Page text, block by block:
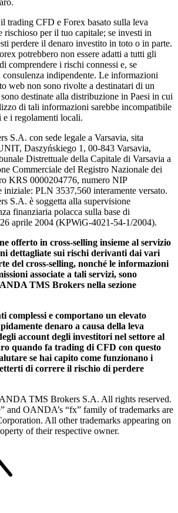
trading CFD e Forex basato sulla leva
rischioso per il tuo capitale; se investi in
perdere il denaro investito in toto o in parte.
potrebbero non essere adatti a tutti gli
comprendere i rischi connessi e, se
consulenza indipendente. Le informazioni
web non sono rivolte a destinatari di un
destinate alla distribuzione in Paesi in cui
di tali informazioni sarebbe incompatibile
i regolamenti locali.
S.A. con sede legale a Varsavia, sita
Daszyńskiego 1, 00-843 Varsavia,
Distrettuale della Capitale di Varsavia a
Commerciale del Registro Nazionale dei
KRS 0000204776, numero NIP
iniziale: PLN 3537,560 interamente versato.
S.A. è soggetta alla supervisione
finanziaria polacca sulla base di
aprile 2004 (KPWiG-4021-54-1/2004).
offerto in cross-selling insieme al servizio
dettagliate sui rischi derivanti dai vari
del cross-selling, nonché le informazioni
associate a tali servizi, sono
TMS Brokers nella sezione
complessi e comportano un elevato
denaro a causa della leva
account degli investitori nel settore al
quando fa trading di CFD con questo
se hai capito come funzionano i
di correre il rischio di perdere
TMS Brokers S.A. All rights reserved.
and OANDA’s “fx” family of trademarks are
All other trademarks appearing on
of their respective owner.